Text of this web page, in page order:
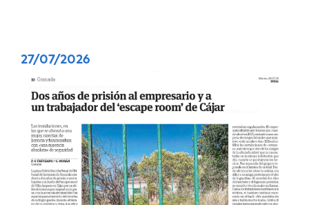
27/07/2026